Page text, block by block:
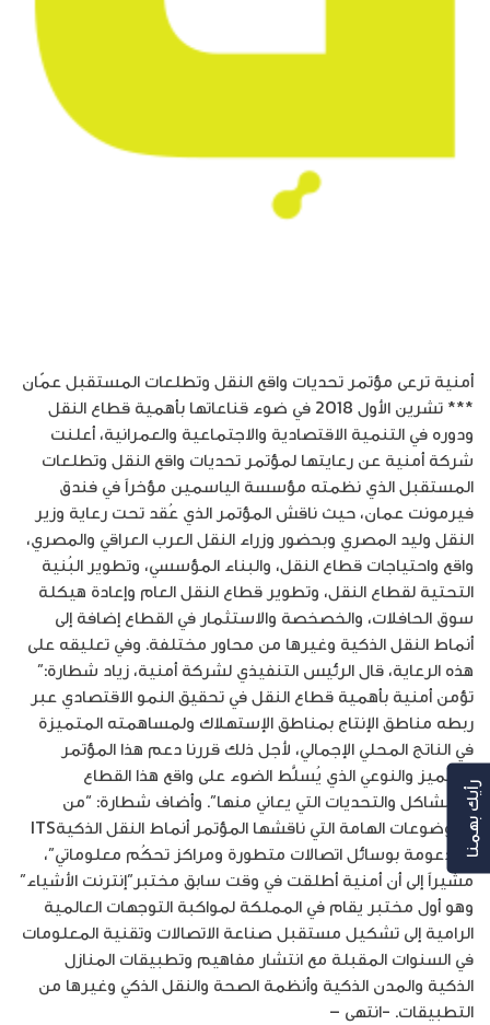
أمنية ترعى مؤتمر تحديات واقع النقل وتطلعات المستقبل عمّان
*** تشرين الأول 2018 في ضوء قناعاتها بأهمية قطاع النقل
ودوره في التنمية الاقتصادية والاجتماعية والعمرانية، أعلنت
شركة أمنية عن رعايتها لمؤتمر تحديات واقع النقل وتطلعات
المستقبل الذي نظمته مؤسسة الياسمين مؤخراً في فندق
فيرمونت عمان، حيث ناقش المؤتمر الذي عُقد تحت رعاية وزير
النقل وليد المصري وبحضور وزراء النقل العرب العراقي والمصري،
واقع واحتياجات قطاع النقل، والبناء المؤسسي، وتطوير البُنية
التحتية لقطاع النقل، وتطوير قطاع النقل العام وإعادة هيكلة
سوق الحافلات، والخصخصة والاستثمار في القطاع إضافة إلى
أنماط النقل الذكية وغيرها من محاور مختلفة. وفي تعليقه على
هذه الرعاية، قال الرئيس التنفيذي لشركة أمنية، زياد شطارة:”
تؤمن أمنية بأهمية قطاع النقل في تحقيق النمو الاقتصادي عبر
ربطه مناطق الإنتاج بمناطق الإستهلاك ولمساهمته المتميزة
في الناتج المحلي الإجمالي، لأجل ذلك قررنا دعم هذا المؤتمر
المتميز والنوعي الذي يُسلَّط الضوء على واقع هذا القطاع
والمشاكل والتحديات التي يعاني منها”. وأضاف شطارة: “من
الموضوعات الهامة التي ناقشها المؤتمر أنماط النقل الذكيةITS
المدعومة بوسائل اتصالات متطورة ومراكز تحكُم معلوماتي”،
مشيراً إلى أن أمنية أطلقت في وقت سابق مختبر”إنترنت الأشياء”
وهو أول مختبر يقام في المملكة لمواكبة التوجهات العالمية
الرامية إلى تشكيل مستقبل صناعة الاتصالات وتقنية المعلومات
في السنوات المقبلة مع انتشار مفاهيم وتطبيقات المنازل
الذكية والمدن الذكية وأنظمة الصحة والنقل الذكي وغيرها من
التطبيقات. -انتهى –
رأيك بهمنا